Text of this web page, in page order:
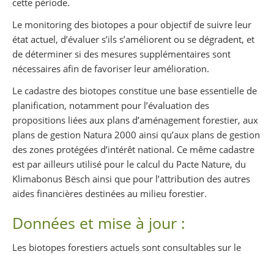
Le monitoring des biotopes a pour objectif de suivre leur
état actuel, d’évaluer s’ils s’améliorent ou se dégradent, et
de déterminer si des mesures supplémentaires sont
nécessaires afin de favoriser leur amélioration.
Le cadastre des biotopes constitue une base essentielle de
planification, notamment pour l’évaluation des
propositions liées aux plans d’aménagement forestier, aux
plans de gestion Natura 2000 ainsi qu’aux plans de gestion
des zones protégées d’intérêt national. Ce même cadastre
est par ailleurs utilisé pour le calcul du Pacte Nature, du
Klimabonus Bësch ainsi que pour l’attribution des autres
aides financières destinées au milieu forestier.
Données et mise à jour :
Les biotopes forestiers actuels sont consultables sur le